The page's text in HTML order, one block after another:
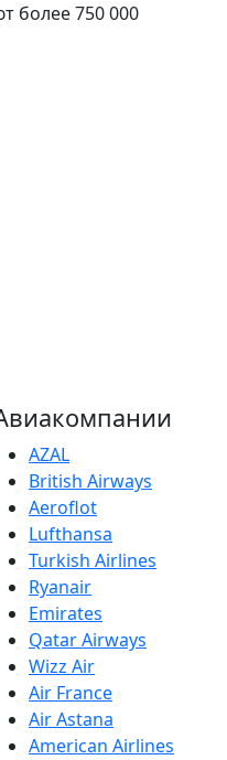
более 750 000
AZAL
British Airways
Aeroflot
Lufthansa
Turkish Airlines
Ryanair
Emirates
Qatar Airways
Wizz Air
Air France
Air Astana
American Airlines